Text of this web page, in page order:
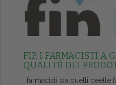
FIP, I FARMACISTI A
QUALITŔ DEI
I farmacisti sia quelli deelle